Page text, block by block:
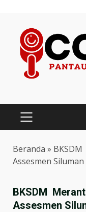
content
PRIMARY
MENU
Beranda »
Assesmen Siluman
BKSDM
Assesmen